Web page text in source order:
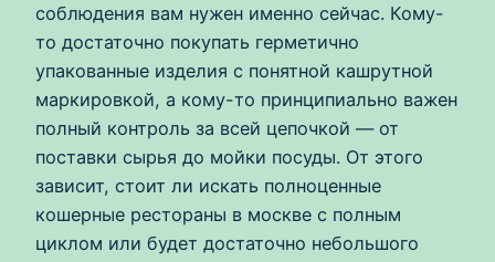
соблюдения вам нужен именно сейчас. Кому-
то достаточно покупать герметично
упакованные изделия с понятной кашрутной
маркировкой, а кому-то принципиально важен
полный контроль за всей цепочкой — от
поставки сырья до мойки посуды. От этого
зависит, стоит ли искать полноценные
кошерные рестораны в москве с полным
циклом или будет достаточно небольшого